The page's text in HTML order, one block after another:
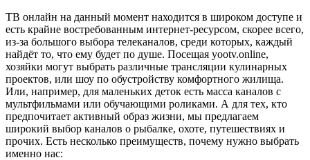
ТВ онлайн на данный момент находится в широком доступе и
есть крайне востребованным интернет-ресурсом, скорее всего,
из-за большого выбора телеканалов, среди которых, каждый
найдёт то, что ему будет по душе. Посещая yootv.online,
хозяйки могут выбрать различные трансляции кулинарных
проектов, или шоу по обустройству комфортного жилища.
Или, например, для маленьких деток есть масса каналов с
мультфильмами или обучающими роликами. А для тех, кто
предпочитает активный образ жизни, мы предлагаем
широкий выбор каналов о рыбалке, охоте, путешествиях и
прочих. Есть несколько преимуществ, почему нужно выбрать
именно нас: